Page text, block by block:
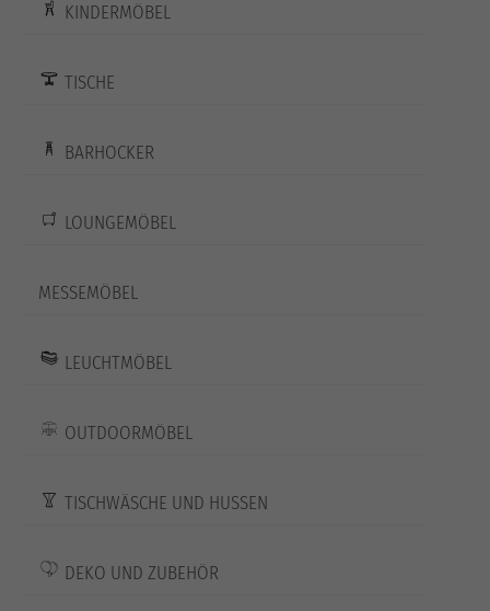
KINDERMÖBEL
TISCHE
BARHOCKER
LOUNGEMÖBEL
MESSEMÖBEL
LEUCHTMÖBEL
OUTDOORMÖBEL
TISCHWÄSCHE UND HUSSEN
DEKO UND ZUBEHÖR